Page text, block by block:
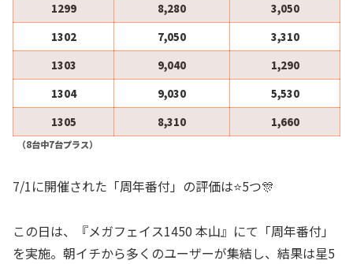
1299
8,280
3,050
1302
7,050
3,310
1303
9,040
1,290
1304
9,030
5,530
1305
8,310 1,660
（8台中7台プラス）
7/1に開催された「周年番付」の評価は⭐️5つ🎊
この日は、『メガフェイス1450 本山』にて「周年番付」
を実施。朝イチから多くのユーザーが集結し、結果は星5